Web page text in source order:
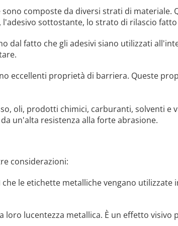
composte da diversi strati di
sottostante, lo strato di rilascio
dal fatto che gli adesivi siano utilizzati
eccellenti proprietà di barriera. Queste
oli, prodotti chimici, carburanti, solventi e
un'alta resistenza alla forte abrasione.
considerazioni:
le etichette metalliche vengano
loro lucentezza metallica. È un effetto